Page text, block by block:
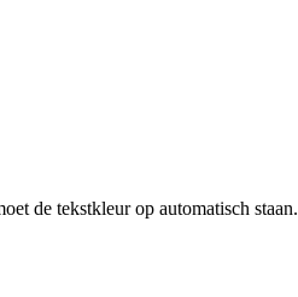
de tekstkleur op automatisch staan.